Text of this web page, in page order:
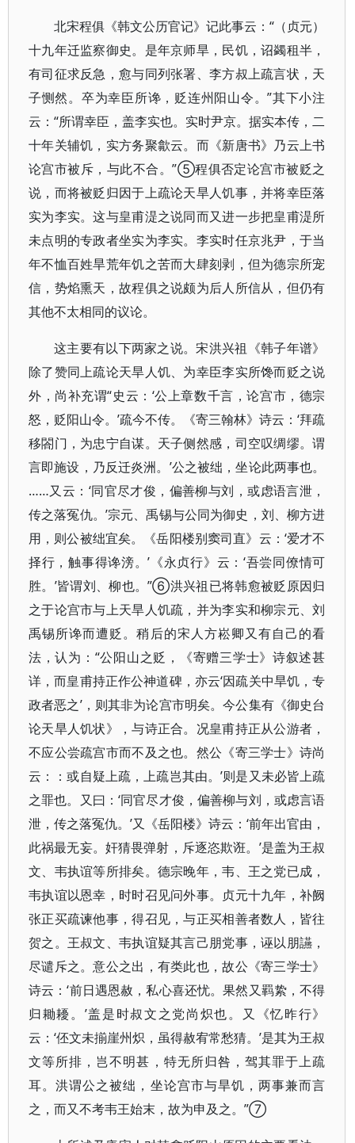
北宋程俱《韩文公历官记》记此事云：“（贞元）
十九年迁监察御史。是年京师旱，民饥，诏蠲租半，
有司征求反急，愈与同列张署、李方叔上疏言状，天
子恻然。卒为幸臣所谗，贬连州阳山令。”其下小注
云：“所谓幸臣，盖李实也。实时尹京。据实本传，二
十年关辅饥，实方务聚歙云。而《新唐书》乃云上书
论宫市被斥，与此不合。”⑤程俱否定论宫市被贬之
说，而将被贬归因于上疏论天旱人饥事，并将幸臣落
实为李实。这与皇甫湜之说同而又进一步把皇甫湜所
未点明的专政者坐实为李实。李实时任京兆尹，于当
年不恤百姓旱荒年饥之苦而大肆刻剥，但为德宗所宠
信，势焰熏天，故程俱之说颇为后人所信从，但仍有
其他不太相同的议论。
这主要有以下两家之说。宋洪兴祖《韩子年谱》
除了赞同上疏论天旱人饥、为幸臣李实所馋而贬之说
外，尚补充谓“史云：‘公上章数千言，论宫市，德宗
怒，贬阳山令。’疏今不传。《寄三翰林》诗云：‘拜疏
移閤门，为忠宁自谋。天子侧然感，司空叹绸缪。谓
言即施设，乃反迁炎洲。’公之被绌，坐论此两事也。
……又云：‘同官尽才俊，偏善柳与刘，或虑语言泄，
传之落冤仇。’宗元、禹锡与公同为御史，刘、柳方进
用，则公被绌宜矣。《岳阳楼别窦司直》云：‘爱才不
择行，触事得谗滂。’《永贞行》云：‘吾尝同僚情可
胜。’皆谓刘、柳也。”⑥洪兴祖已将韩愈被贬原因归
之于论宫市与上天旱人饥疏，并为李实和柳宗元、刘
禹锡所谗而遭贬。稍后的宋人方崧卿又有自己的看
法，认为：“公阳山之贬，《寄赠三学士》诗叙述甚
详，而皇甫持正作公神道碑，亦云‘因疏关中旱饥，专
政者恶之’，则其非为论宫市明矣。今公集有《御史台
论天旱人饥状》，与诗正合。况皇甫持正从公游者，
不应公尝疏宫市而不及之也。然公《寄三学士》诗尚
云：：或自疑上疏，上疏岂其由。’则是又未必皆上疏
之罪也。又曰：‘同官尽才俊，偏善柳与刘，或虑言语
泄，传之落冤仇。’又《岳阳楼》诗云：‘前年出官由，
此祸最无妄。奸猜畏弹射，斥逐恣欺诳。’是盖为王叔
文、韦执谊等所排矣。德宗晚年，韦、王之党已成，
韦执谊以恩幸，时时召见问外事。贞元十九年，补阙
张正买疏谏他事，得召见，与正买相善者数人，皆往
贺之。王叔文、韦执谊疑其言己朋党事，诬以朋讌，
尽谴斥之。意公之出，有类此也，故公《寄三学士》
诗云：‘前日遇恩赦，私心喜还忧。果然又羁絷，不得
归耡耰。’盖是时叔文之党尚炽也。又《忆昨行》
云：‘伾文未揃崖州炽，虽得赦宥常愁猜。’是其为王叔
文等所排，岂不明甚，特无所归咎，驾其罪于上疏
耳。洪谓公之被绌，坐论宫市与旱饥，两事兼而言
之，而又不考韦王始末，故为申及之。”⑦